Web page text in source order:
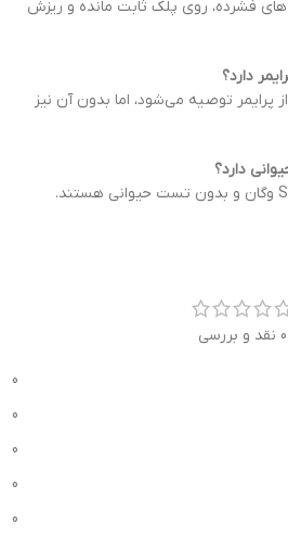
فشرده، روی پلک ثابت مانده و ریزش
پرایمر توصیه می‌شود، اما بدون آن نیز
0 نقد و بررسی
0
0
0
0
0